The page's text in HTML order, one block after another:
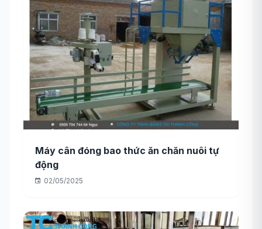
Máy cân đóng bao thức ăn chăn nuôi tự
động
02/05/2025